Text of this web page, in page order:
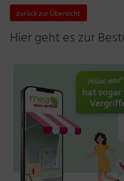
zurück zur Übersicht
Hier geht es zur